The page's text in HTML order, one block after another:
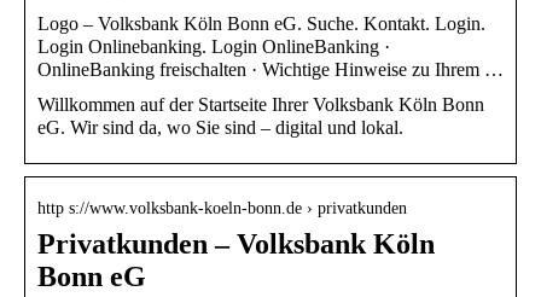
Logo – Volksbank Köln Bonn eG. Suche. Kontakt. Login.
Login Onlinebanking. Login OnlineBanking ·
OnlineBanking freischalten · Wichtige Hinweise zu Ihrem …
Willkommen auf der Startseite Ihrer Volksbank Köln Bonn
eG. Wir sind da, wo Sie sind – digital und lokal.
http s://www.volksbank-koeln-bonn.de › privatkunden
Privatkunden – Volksbank Köln
Bonn eG